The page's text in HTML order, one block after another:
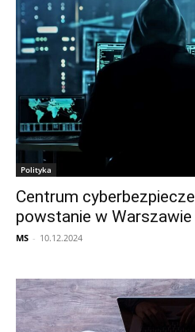
Polityka
Centrum
powstanie w Warszawie
MS - 10.12.2024